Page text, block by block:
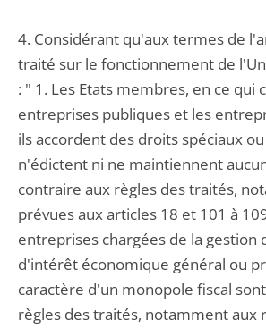
4. Considérant qu'aux termes de
traité sur le fonctionnement de
: " 1. Les Etats membres, en ce qui
entreprises publiques et les
ils accordent des droits spéciaux
n'édictent ni ne maintiennent
contraire aux règles des traités,
prévues aux articles 18 et 101 à
entreprises chargées de la gestion
d'intérêt économique général ou
caractère d'un monopole fiscal
règles des traités, notamment aux